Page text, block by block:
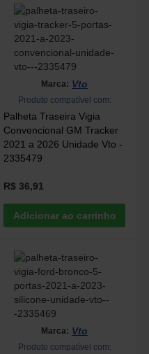
Marca: Vto
Produto compatível com:
Palheta Traseira Vigia
Convencional GM Tracker
2021 a 2026 Unidade Vto -
2335479
R$ 36,91
Marca: Vto
Produto compatível com: